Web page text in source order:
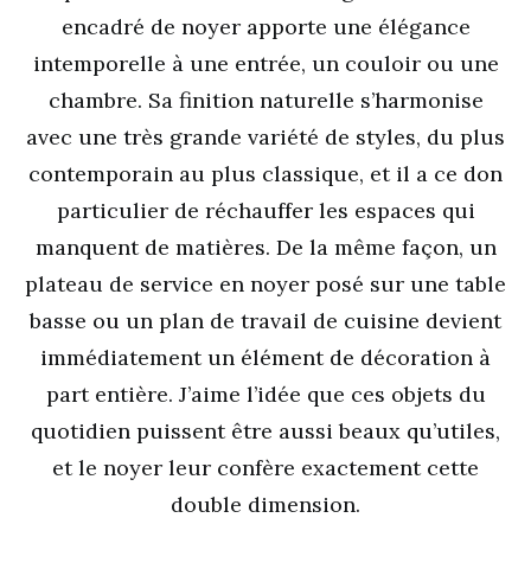
encadré de noyer apporte une élégance
intemporelle à une entrée, un couloir ou une
chambre. Sa finition naturelle s’harmonise
avec une très grande variété de styles, du plus
contemporain au plus classique, et il a ce don
particulier de réchauffer les espaces qui
manquent de matières. De la même façon, un
plateau de service en noyer posé sur une table
basse ou un plan de travail de cuisine devient
immédiatement un élément de décoration à
part entière. J’aime l’idée que ces objets du
quotidien puissent être aussi beaux qu’utiles,
et le noyer leur confère exactement cette
double dimension.